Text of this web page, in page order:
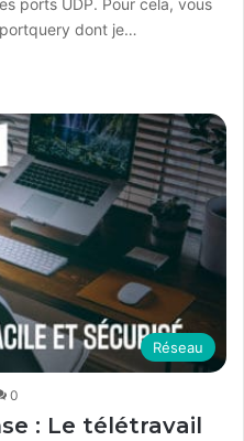
dont je…
Réseau
0
: Le télétravail